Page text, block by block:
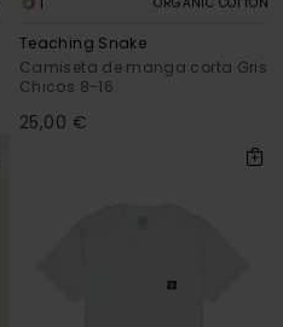
Teaching Snake
Camiseta de manga corta Gris
Chicos 8-16
25,00 €